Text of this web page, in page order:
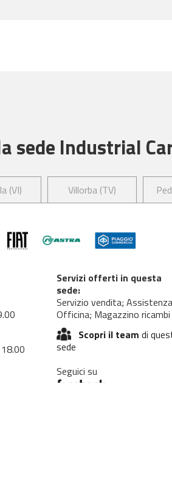
sede Industrial
(VI) Villorba (TV)
Servizi offerti in questa
sede:
Servizio vendita; Assistenza
Officina; Magazzino ricambi
Scopri il team di
sede
Seguici su